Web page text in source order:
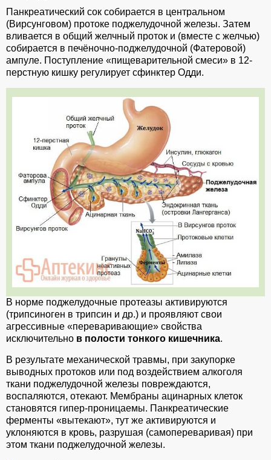
Панкреатический сок собирается в центральном
(Вирсунговом) протоке поджелудочной железы. Затем
вливается в общий желчный проток и (вместе с желчью)
собирается в печёночно-поджелудочной (Фатеровой)
ампуле. Поступление «пищеварительной смеси» в 12-
перстную кишку регулирует сфинктер Одди.
В норме поджелудочные протеазы активируются
(трипсиноген в трипсин и др.) и проявляют свои
агрессивные «переваривающие» свойства
исключительно в полости тонкого кишечника.
В результате механической травмы, при закупорке
выводных протоков или под воздействием алкоголя
ткани поджелудочной железы повреждаются,
воспаляются, отекают. Мембраны ацинарных клеток
становятся гипер-проницаемы. Панкреатические
ферменты «вытекают», тут же активируются и
уклоняются в кровь, разрушая (самопереваривая) при
этом ткани поджелудочной железы.